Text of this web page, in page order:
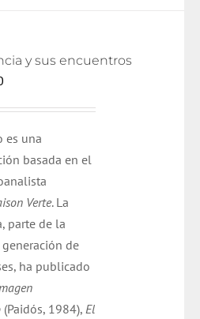
y sus encuentros
es una
basada en el
Verte. La
parte de la
de
ha publicado
(Paidós, 1984),El